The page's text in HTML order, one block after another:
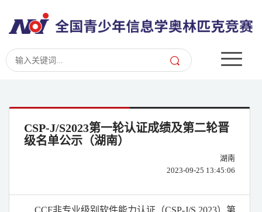
CSP-J/S2023第一轮认证成绩及第二轮晋
级名单公示（湖南）
湖南
2023-09-25 13:45:06